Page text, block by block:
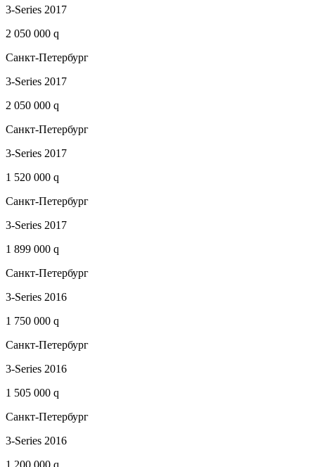
3-Series 2017
2 050 000 q
Санкт-Петербург
3-Series 2017
2 050 000 q
Санкт-Петербург
3-Series 2017
1 520 000 q
Санкт-Петербург
3-Series 2017
1 899 000 q
Санкт-Петербург
3-Series 2016
1 750 000 q
Санкт-Петербург
3-Series 2016
1 505 000 q
Санкт-Петербург
3-Series 2016